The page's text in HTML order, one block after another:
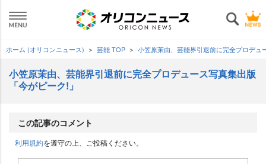
ホーム (オリコンニュース) 芸能 TOP 小笠原茉由、芸能界引退前に完全プロデ
小笠原茉由、芸能界引退前に完全プロデュース写真集出版
「今がピーク!」
この記事のコメント
利用規約を遵守の上、ご投稿ください。